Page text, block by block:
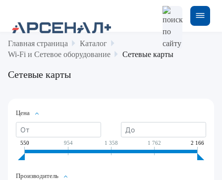
Главная страница
Каталог
Wi-Fi и Сетевое оборудование
Сетевые карты
Сетевые карты
Цена
550 954 1 358 1 762 2 166
Производитель